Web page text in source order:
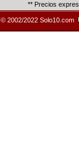
** Precios
© 2002/2022 Solo10.com